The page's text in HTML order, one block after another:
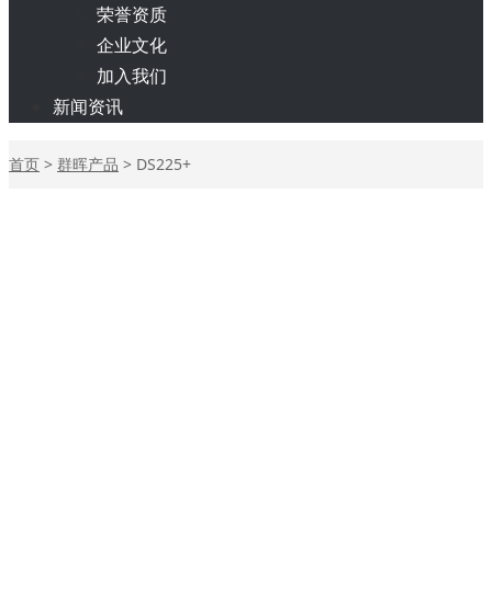
荣誉资质
企业文化
加入我们
新闻资讯
首页 > 群晖产品 > DS225+